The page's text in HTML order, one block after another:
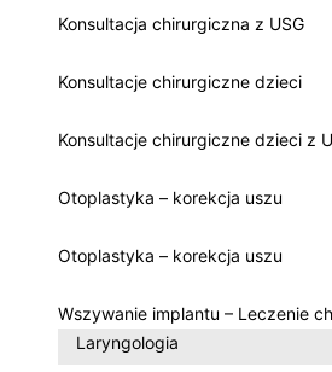
Konsultacja chirurgiczna z USG
Konsultacje chirurgiczne dzieci
Konsultacje chirurgiczne dzieci z
Otoplastyka – korekcja uszu
Otoplastyka – korekcja uszu
Wszywanie implantu – Leczenie
Laryngologia